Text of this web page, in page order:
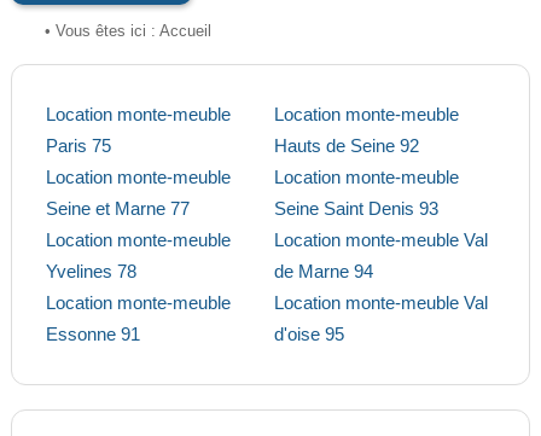
• Vous êtes ici : Accueil
Location monte-meuble
Paris 75
Location monte-meuble
Seine et Marne 77
Location monte-meuble
Yvelines 78
Location monte-meuble
Essonne 91
Location monte-meuble
Hauts de Seine 92
Location monte-meuble
Seine Saint Denis 93
Location monte-meuble Val
de Marne 94
Location monte-meuble Val
d'oise 95